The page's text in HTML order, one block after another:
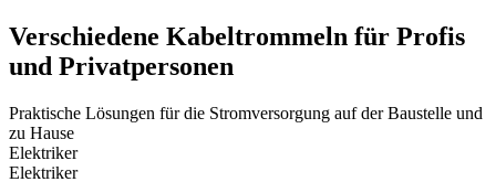
Verschiedene Kabeltrommeln für Profis
und Privatpersonen
Praktische Lösungen für die Stromversorgung auf der Baustelle und
zu Hause
Elektriker
Elektriker